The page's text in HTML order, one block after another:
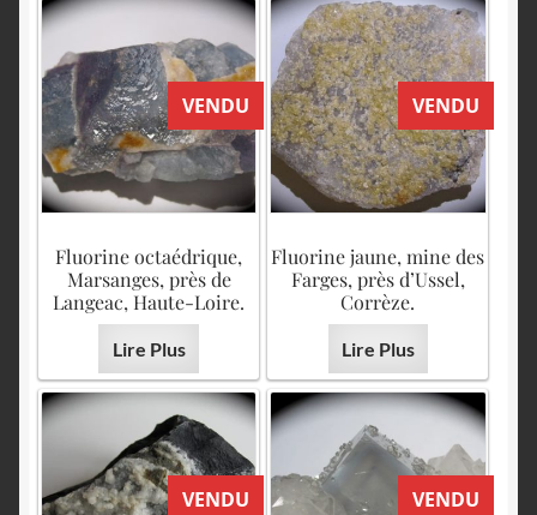
VENDU
Fluorine octaédrique,
Marsanges, près de
Langeac, Haute-Loire.
Lire Plus
VENDU
Fluorine jaune, mine des
Farges, près d’Ussel,
Corrèze.
Lire Plus
VENDU VENDU